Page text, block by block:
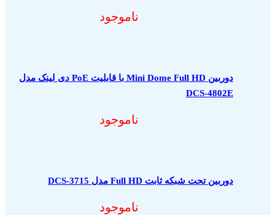
ناموجود
دوربین Mini Dome Full HD با قابلیت PoE دی لینک مدل
DCS-4802E
ناموجود
دوربین تحت شبکه ثابت Full HD مدل DCS-3715
ناموجود